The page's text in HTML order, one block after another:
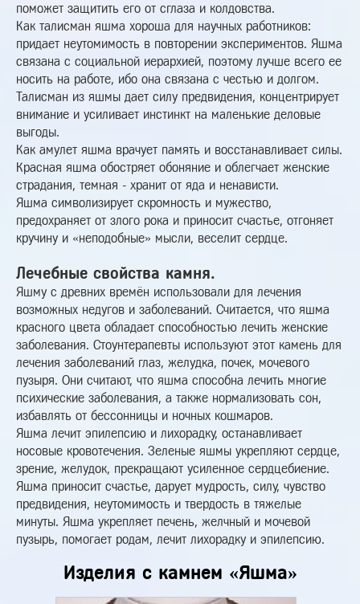
поможет защитить его от сглаза и колдовства.
Как талисман яшма хороша для научных работников:
придает неутомимость в повторении экспериментов. Яшма
связана с социальной иерархией, поэтому лучше всего ее
носить на работе, ибо она связана с честью и долгом.
Талисман из яшмы дает силу предвидения, концентрирует
внимание и усиливает инстинкт на маленькие деловые
выгоды.
Как амулет яшма врачует память и восстанавливает силы.
Красная яшма обостряет обоняние и облегчает женские
страдания, темная - хранит от яда и ненависти.
Яшма символизирует скромность и мужество,
предохраняет от злого рока и приносит счастье, отгоняет
кручину и «неподобные» мысли, веселит сердце.
Лечебные свойства камня.
Яшму с древних времён использовали для лечения
возможных недугов и заболеваний. Считается, что яшма
красного цвета обладает способностью лечить женские
заболевания. Стоунтерапевты используют этот камень для
лечения заболеваний глаз, желудка, почек, мочевого
пузыря. Они считают, что яшма способна лечить многие
психические заболевания, а также нормализовать сон,
избавлять от бессонницы и ночных кошмаров.
Яшма лечит эпилепсию и лихорадку, останавливает
носовые кровотечения. Зеленые яшмы укрепляют сердце,
зрение, желудок, прекращают усиленное сердцебиение.
Яшма приносит счастье, дарует мудрость, силу, чувство
предвидения, неутомимость и твердость в тяжелые
минуты. Яшма укрепляет печень, желчный и мочевой
пузырь, помогает родам, лечит лихорадку и эпилепсию.
Изделия с камнем «Яшма»